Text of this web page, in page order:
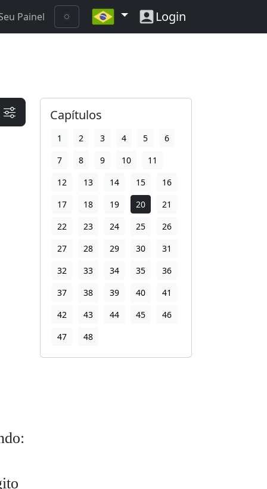
Painel Login
Capítulos
1 2 3 4 5
6
7
8 9 10
11
12
13 14 15
16
17
18 19 20
21
22
23 24 25
26
27
28 29 30
31
32
33 34 35
36
37
38 39 40
41
42
43 44 45
46
47
48